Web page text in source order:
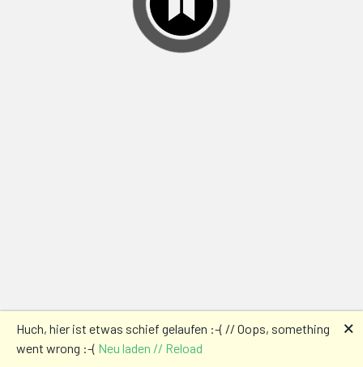
Huch, hier ist etwas schief gelaufen :-( // Oops, something
went wrong :-( Neu laden // Reload
🗙